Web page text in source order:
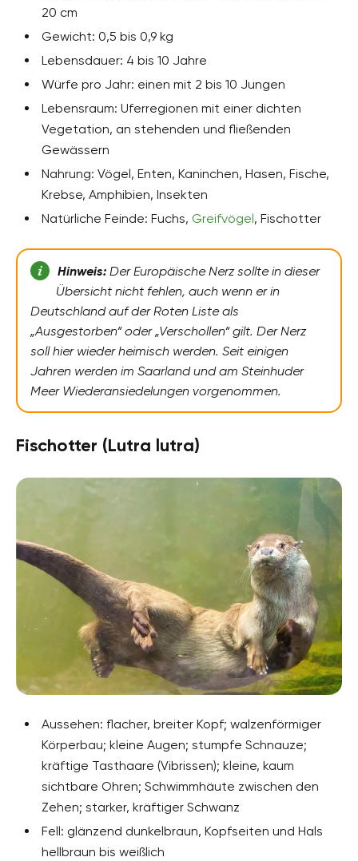
20 cm
Gewicht: 0,5 bis 0,9 kg
Lebensdauer: 4 bis 10 Jahre
Würfe pro Jahr: einen mit 2 bis 10 Jungen
Lebensraum: Uferregionen mit einer dichten
Vegetation, an stehenden und fließenden
Gewässern
Nahrung: Vögel, Enten, Kaninchen, Hasen, Fische,
Krebse, Amphibien, Insekten
Natürliche Feinde: Fuchs, Greifvögel, Fischotter
Hinweis: Der Europäische Nerz sollte in dieser
Übersicht nicht fehlen, auch wenn er in
Deutschland auf der Roten Liste als
„Ausgestorben“ oder „Verschollen“ gilt. Der Nerz
soll hier wieder heimisch werden. Seit einigen
Jahren werden im Saarland und am Steinhuder
Meer Wiederansiedelungen vorgenommen.
Fischotter (Lutra lutra)
Aussehen: flacher, breiter Kopf; walzenförmiger
Körperbau; kleine Augen; stumpfe Schnauze;
kräftige Tasthaare (Vibrissen); kleine, kaum
sichtbare Ohren; Schwimmhäute zwischen den
Zehen; starker, kräftiger Schwanz
Fell: glänzend dunkelbraun, Kopfseiten und Hals
hellbraun bis weißlich